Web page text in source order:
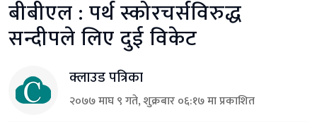
बीबीएल : पर्थ स्कोरचर्सविरुद्ध
सन्दीपले लिए दुई विकेट
क्लाउड पत्रिका
२०७७ माघ ९ गते, शुक्रबार ०६:१७ मा प्रकाशित